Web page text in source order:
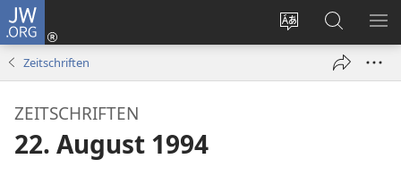
JW.ORG
Websitesprache
ändern
Anmelden
(öffnet
Suche
Zeitschriften
ZEITSCHRIFTEN
22. August 1994